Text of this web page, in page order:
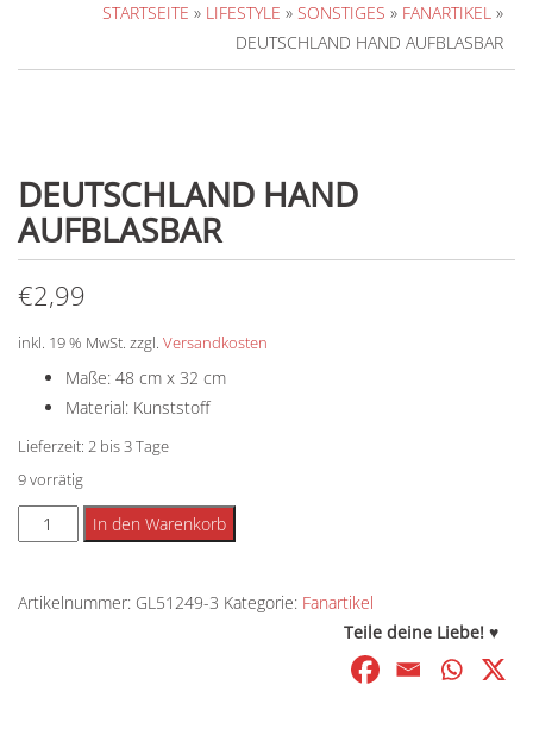
STARTSEITE » LIFESTYLE » SONSTIGES » FANARTIKEL »
DEUTSCHLAND HAND AUFBLASBAR
DEUTSCHLAND HAND
AUFBLASBAR
€2,99
inkl. 19 % MwSt. zzgl. Versandkosten
Maße: 48 cm x 32 cm
Material: Kunststoff
Lieferzeit: 2 bis 3 Tage
9 vorrätig
Deutschland
Hand
Menge
In den Warenkorb
Artikelnummer: GL51249-3 Kategorie: Fanartikel
Teile deine Liebe! ♥